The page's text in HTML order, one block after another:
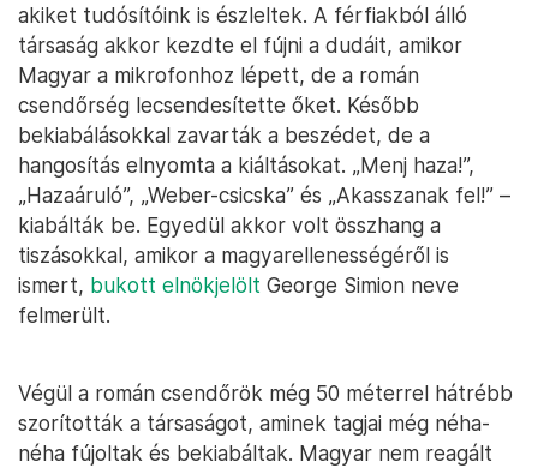
akiket tudósítóink is észleltek. A férfiakból álló
társaság akkor kezdte el fújni a dudáit, amikor
Magyar a mikrofonhoz lépett, de a román
csendőrség lecsendesítette őket. Később
bekiabálásokkal zavarták a beszédet, de a
hangosítás elnyomta a kiáltásokat. „Menj haza!”,
„Hazaáruló”, „Weber-csicska” és „Akasszanak fel!” –
kiabálták be. Egyedül akkor volt összhang a
tiszásokkal, amikor a magyarellenességéről is
ismert, bukott elnökjelölt George Simion neve
felmerült.
Végül a román csendőrök még 50 méterrel hátrébb
szorították a társaságot, aminek tagjai még néha-
néha fújoltak és bekiabáltak. Magyar nem reagált